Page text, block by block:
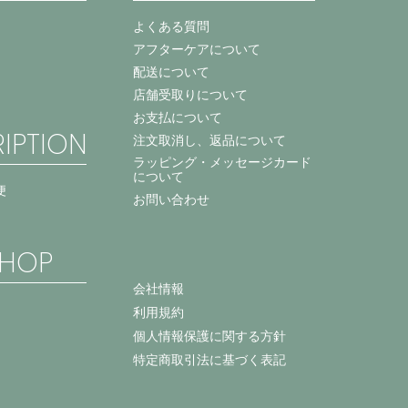
よくある質問
アフターケアについて
配送について
店舗受取りについて
お支払について
注文取消し、返品について
ラッピング・メッセージカード
について
お問い合わせ
会社情報
利用規約
個人情報保護に関する方針
特定商取引法に基づく表記